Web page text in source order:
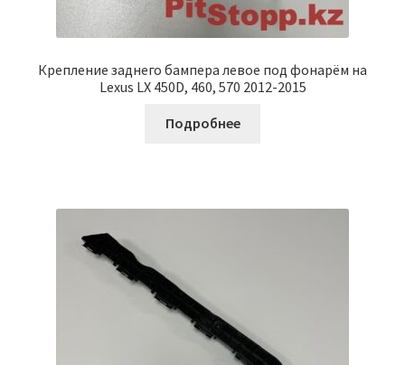
Крепление заднего бампера левое под фонарём на
Lexus LX 450D, 460, 570 2012-2015
Подробнее